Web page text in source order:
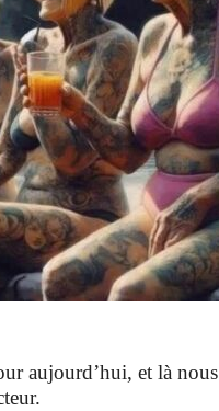
aujourd’hui, et là